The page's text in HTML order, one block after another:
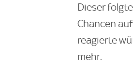
Dieser
Chancen
reagierte
mehr.